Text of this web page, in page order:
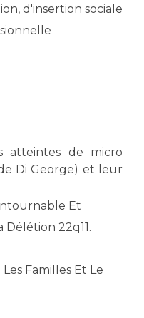
d'insertion sociale
atteintes de micro
Di George) et leur
Et
22q11.
Familles Et Le